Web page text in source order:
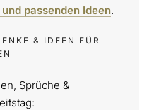
passenden Ideen.
& IDEEN FÜR
Sprüche &